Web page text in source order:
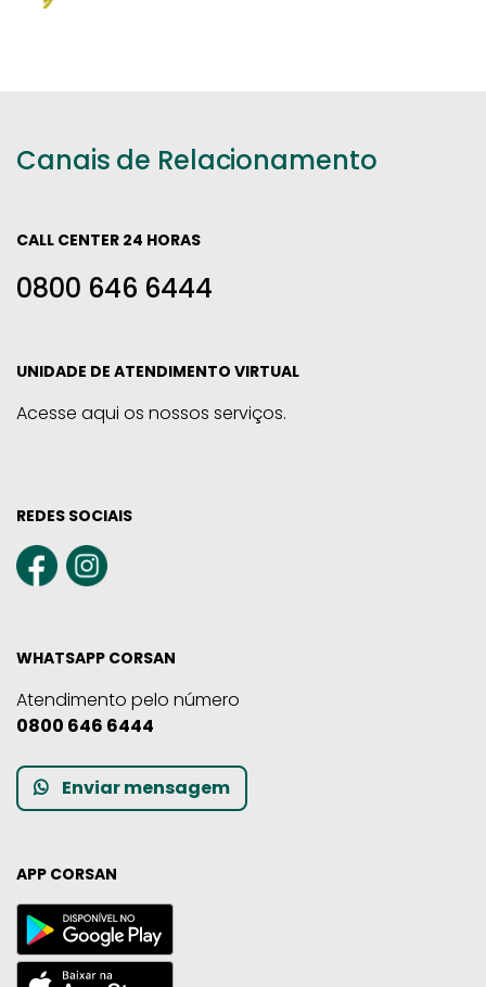
Canais de Relacionamento
CALL CENTER 24 HORAS
0800 646 6444
UNIDADE DE ATENDIMENTO VIRTUAL
Acesse aqui os nossos serviços.
REDES SOCIAIS
WHATSAPP CORSAN
Atendimento pelo número
0800 646 6444
Enviar mensagem
APP CORSAN